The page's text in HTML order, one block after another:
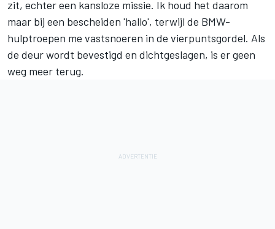
zit, echter een kansloze missie. Ik houd het daarom
maar bij een bescheiden 'hallo', terwijl de BMW-
hulptroepen me vastsnoeren in de vierpuntsgordel. Als
de deur wordt bevestigd en dichtgeslagen, is er geen
weg meer terug.